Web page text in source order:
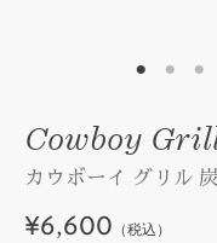
Cowboy
カウボーイ グリル
¥6,600 （税込）